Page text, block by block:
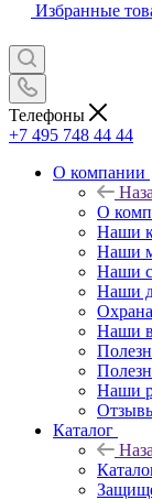
Избранные
Телефоны
+7 495 748 44 44
О компании
О
Наши
Наши
Наши
Наши
Наши
Наши
Каталог